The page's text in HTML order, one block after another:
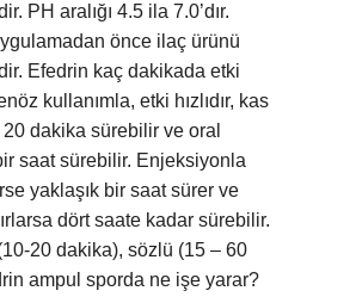
PH aralığı 4.5 ila 7.0’dır.
önce ilaç ürünü
Efedrin kaç dakikada etki
kullanımla, etki hızlıdır, kas
dakika sürebilir ve oral
saat sürebilir. Enjeksiyonla
yaklaşık bir saat sürer ve
dört saate kadar sürebilir.
20 dakika), sözlü (15 – 60
ampul sporda ne işe yarar?